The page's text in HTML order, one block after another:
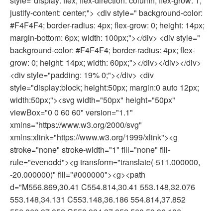
justify-content: center;"> <div style=" background-color:
#F4F4F4; border-radius: 4px; flex-grow: 0; height: 14px;
margin-bottom: 6px; width: 100px;"></div> <div style="
background-color: #F4F4F4; border-radius: 4px; flex-
grow: 0; height: 14px; width: 60px;"></div></div></div>
<div style="padding: 19% 0;"></div> <div
style="display:block; height:50px; margin:0 auto 12px;
width:50px;"><svg width="50px" height="50px"
viewBox="0 0 60 60" version="1.1"
xmlns="https://www.w3.org/2000/svg"
xmlns:xlink="https://www.w3.org/1999/xlink"><g
stroke="none" stroke-width="1" fill="none" fill-
rule="evenodd"><g transform="translate(-511.000000,
-20.000000)" fill="#000000"><g><path
d="M556.869,30.41 C554.814,30.41 553.148,32.076
553.148,34.131 C553.148,36.186 554.814,37.852